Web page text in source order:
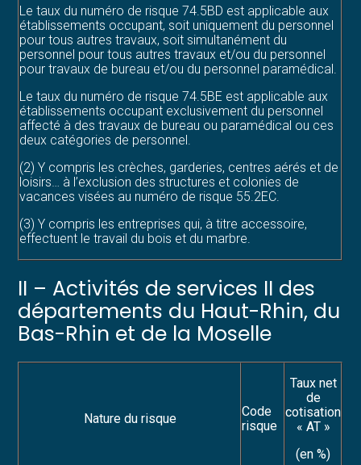
Le taux du numéro de risque 74.5BD est applicable aux
établissements occupant, soit uniquement du personnel
pour tous autres travaux, soit simultanément du
personnel pour tous autres travaux et/ou du personnel
pour travaux de bureau et/ou du personnel paramédical.
Le taux du numéro de risque 74.5BE est applicable aux
établissements occupant exclusivement du personnel
affecté à des travaux de bureau ou paramédical ou ces
deux catégories de personnel.
(2) Y compris les crèches, garderies, centres aérés et de
loisirs… à l’exclusion des structures et colonies de
vacances visées au numéro de risque 55.2EC.
(3) Y compris les entreprises qui, à titre accessoire,
effectuent le travail du bois et du marbre.
II – Activités de services II des
départements du Haut-Rhin, du
Bas-Rhin et de la Moselle
Nature du risque
Code
risque
Taux net
de
cotisation
« AT »
(en %)